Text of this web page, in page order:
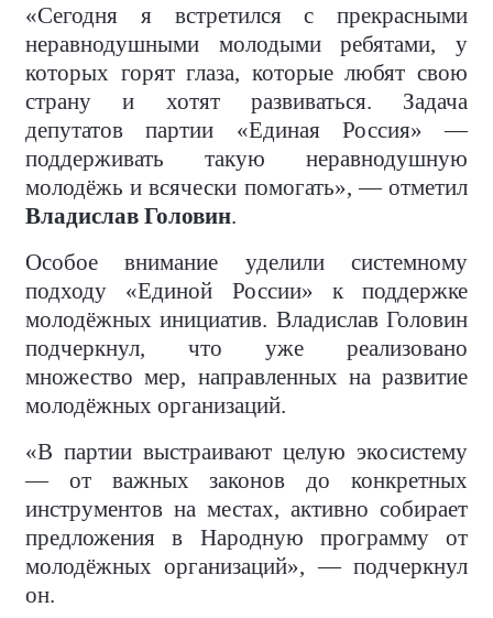
«Сегодня я встретился с прекрасными
неравнодушными молодыми ребятами, у
которых горят глаза, которые любят свою
страну и хотят развиваться. Задача
депутатов партии «Единая Россия» —
поддерживать такую неравнодушную
молодёжь и всячески помогать», — отметил
Владислав Головин.
Особое внимание уделили системному
подходу «Единой России» к поддержке
молодёжных инициатив. Владислав Головин
подчеркнул, что уже реализовано
множество мер, направленных на развитие
молодёжных организаций.
«В партии выстраивают целую экосистему
— от важных законов до конкретных
инструментов на местах, активно собирает
предложения в Народную программу от
молодёжных организаций», — подчеркнул
он.